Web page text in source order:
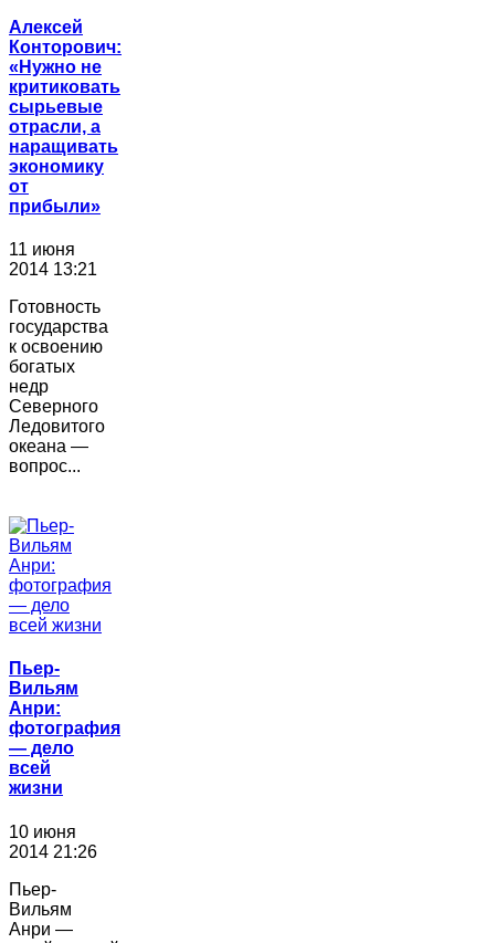
Алексей
Конторович:
«Нужно не
критиковать
сырьевые
отрасли, а
наращивать
экономику
от
прибыли»
11 июня
2014 13:21
Готовность
государства
к освоению
богатых
недр
Северного
Ледовитого
океана —
вопрос...
Пьер-
Вильям
Анри:
фотография
― дело
всей
жизни
10 июня
2014 21:26
Пьер-
Вильям
Анри —